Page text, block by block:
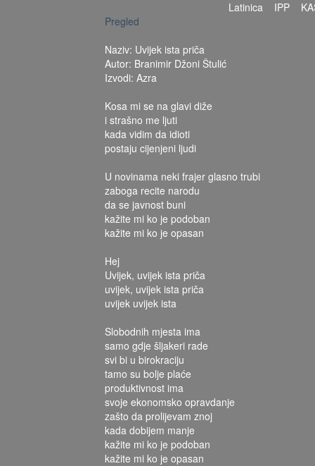
Latinica IPP
Pregled
Naziv: Uvijek ista priča
Autor: Branimir Džoni Štulić
Izvodi: Azra
Kosa mi se na glavi diže
i strašno me ljuti
kada vidim da idioti
postaju cijenjeni ljudi
U novinama neki frajer glasno trubi
zaboga recite narodu
da se javnost buni
kažite mi ko je podoban
kažite mi ko je opasan
Hej
Uvijek, uvijek ista priča
uvijek, uvijek ista priča
uvijek uvijek ista
Slobodnih mjesta ima
samo gdje šljakeri rade
svi bi u birokraciju
tamo su bolje plaće
produktivnost ima
svoje ekonomsko opravdanje
zašto da prolijevam znoj
kada dobijem manje
kažite mi ko je podoban
kažite mi ko je opasan